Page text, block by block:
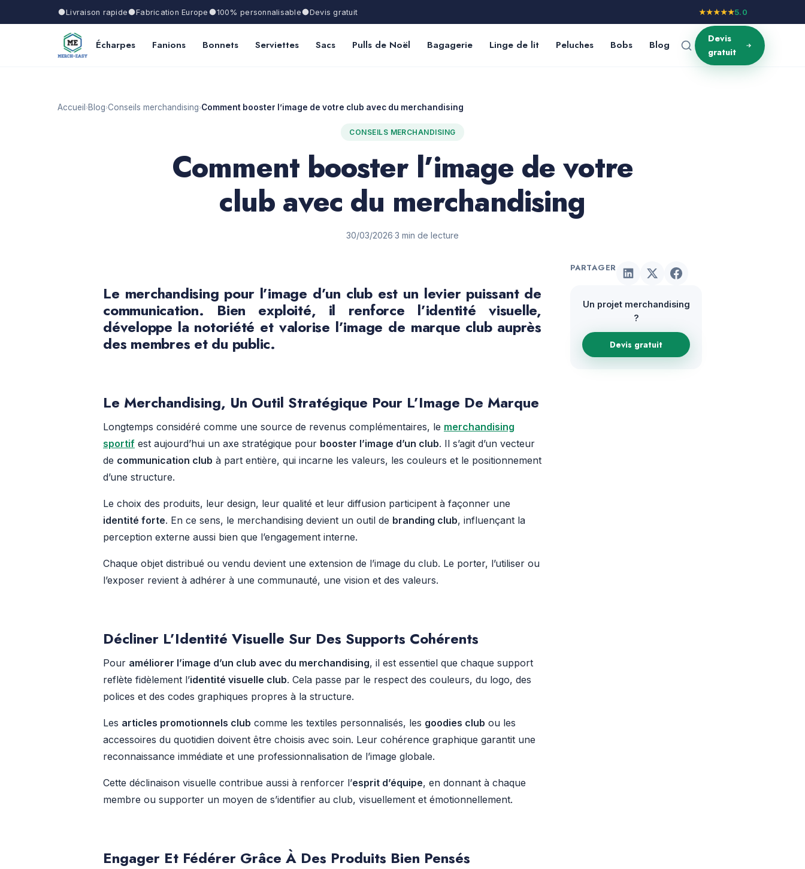
Livraison rapide Fabrication Europe 100% personnalisable Devis gratuit ★★★★★5.0
Écharpes Fanions Bonnets Serviettes Sacs Pulls de Noël Bagagerie Linge de lit Peluches Bobs Blog
Devis
gratuit
Accueil ›Blog›Conseils merchandising›Comment booster l’image de votre club avec du merchandising
CONSEILS MERCHANDISING
Comment booster l’image de votre
club avec du merchandising
30/03/2026·3 min de lecture
Le merchandising pour l’image d’un clubest un levier puissant de
communication. Bien exploité, il renforce l’identité visuelle,
développe la notoriété et valorise l’image de marque clubauprès
des membres et du public.
Le Merchandising, Un Outil Stratégique Pour L’Image De Marque
Longtemps considéré comme une source de revenus complémentaires, le merchandising
sportif est aujourd’hui un axe stratégique pour booster l’image d’un club. Il s’agit d’un vecteur
de communication club à part entière, qui incarne les valeurs, les couleurs et le positionnement
d’une structure.
Le choix des produits, leur design, leur qualité et leur diffusion participent à façonner une
identité forte. En ce sens, le merchandising devient un outil de branding club, influençant la
perception externe aussi bien que l’engagement interne.
Chaque objet distribué ou vendu devient une extension de l’image du club. Le porter, l’utiliser ou
l’exposer revient à adhérer à une communauté, une vision et des valeurs.
Décliner L’Identité Visuelle Sur Des Supports Cohérents
Pour améliorer l’image d’un club avec du merchandising, il est essentiel que chaque support
reflète fidèlement l’identité visuelle club. Cela passe par le respect des couleurs, du logo, des
polices et des codes graphiques propres à la structure.
Les articles promotionnels club comme les textiles personnalisés, les goodies club ou les
accessoires du quotidien doivent être choisis avec soin. Leur cohérence graphique garantit une
reconnaissance immédiate et une professionnalisation de l’image globale.
Cette déclinaison visuelle contribue aussi à renforcer l’esprit d’équipe, en donnant à chaque
membre ou supporter un moyen de s’identifier au club, visuellement et émotionnellement.
Engager Et Fédérer Grâce À Des Produits Bien Pensés
PARTAGER
Un projet merchandising
?
Devis gratuit